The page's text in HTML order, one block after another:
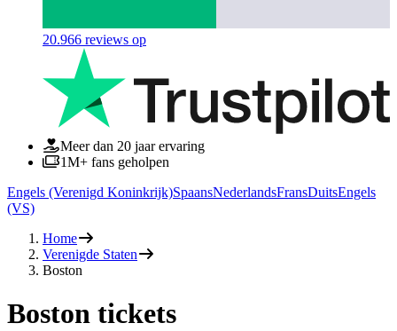
20.966 reviews op
Meer dan 20 jaar ervaring
1M+ fans geholpen
Engels (Verenigd Koninkrijk)SpaansNederlandsFransDuitsEngels
(VS)
Home
Verenigde Staten
Boston
Boston tickets